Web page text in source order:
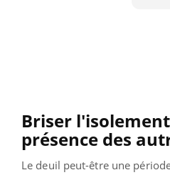
Briser
présence des
Le deuil peut-être une